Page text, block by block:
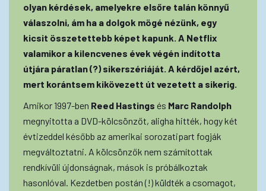
olyan kérdések, amelyekre elsőre talán könnyű
válaszolni, ám ha a dolgok mögé nézünk, egy
kicsit összetettebb képet kapunk. A Netflix
valamikor a kilencvenes évek végén indította
útjára páratlan (?) sikerszériáját. A kérdőjel azért,
mert korántsem kikövezett út vezetett a sikerig.
Amikor 1997-ben Reed Hastings és Marc Randolph
megnyitotta a DVD-kölcsönzőt, aligha hitték, hogy két
évtizeddel később az amerikai sorozatipart fogják
megváltoztatni. A kölcsönzők nem számítottak
rendkívüli újdonságnak, mások is próbálkoztak
hasonlóval. Kezdetben postán (!) küldték a csomagot,